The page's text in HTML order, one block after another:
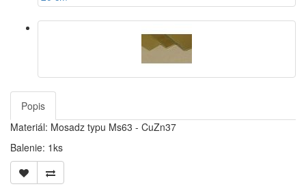
Popis
Materiál: Mosadz typu Ms63 - CuZn37
Balenie: 1ks